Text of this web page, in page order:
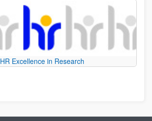
HR Excellence in Research